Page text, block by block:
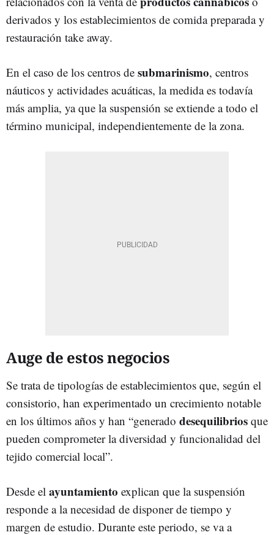
derivados y los establecimientos de comida preparada y
restauración take away.
En el caso de los centros de submarinismo, centros
náuticos y actividades acuáticas, la medida es todavía
más amplia, ya que la suspensión se extiende a todo el
término municipal, independientemente de la zona.
Auge de estos negocios
Se trata de tipologías de establecimientos que, según el
consistorio, han experimentado un crecimiento notable
en los últimos años y han “generado desequilibrios que
pueden comprometer la diversidad y funcionalidad del
tejido comercial local”.
Desde el ayuntamiento explican que la suspensión
responde a la necesidad de disponer de tiempo y
margen de estudio. Durante este periodo, se va a